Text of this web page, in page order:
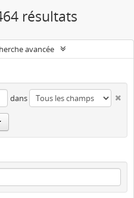
résultats
avancée
dans